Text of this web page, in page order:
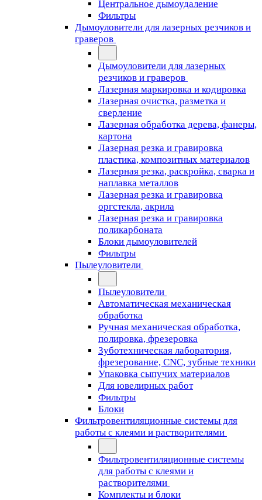
Центральное дымоудаление
Фильтры
Дымоуловители для лазерных резчиков и
граверов
Дымоуловители для лазерных
резчиков и граверов
Лазерная маркировка и кодировка
Лазерная очистка, разметка и
сверление
Лазерная обработка дерева, фанеры,
картона
Лазерная резка и гравировка
пластика, композитных материалов
Лазерная резка, раскройка, сварка и
наплавка металлов
Лазерная резка и гравировка
оргстекла, акрила
Лазерная резка и гравировка
поликарбоната
Блоки дымоуловителей
Фильтры
Пылеуловители
Пылеуловители
Автоматическая механическая
обработка
Ручная механическая обработка,
полировка, фрезеровка
Зуботехническая лаборатория,
фрезерование, CNC, зубные техники
Упаковка сыпучих материалов
Для ювелирных работ
Фильтры
Блоки
Фильтровентиляционные системы для
работы с клеями и растворителями
Фильтровентиляционные системы
для работы с клеями и
растворителями
Комплекты и блоки